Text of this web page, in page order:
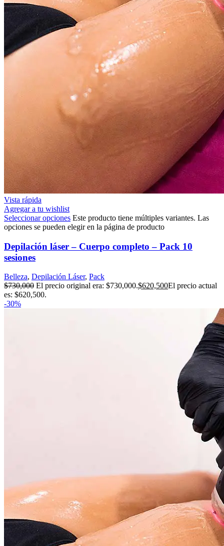
Vista rápida
Agregar a tu wishlist
Seleccionar opciones Este producto tiene múltiples variantes. Las
opciones se pueden elegir en la página de producto
Depilación láser – Cuerpo completo – Pack 10
sesiones
Belleza, Depilación Láser, Pack
$730,000 El precio original era: $730,000.$620,500El precio actual
es: $620,500.
-30%